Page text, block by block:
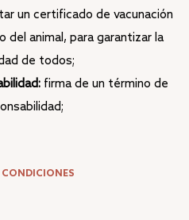
un certificado de vacunación
del animal, para garantizar la
de todos;
firma de un término de